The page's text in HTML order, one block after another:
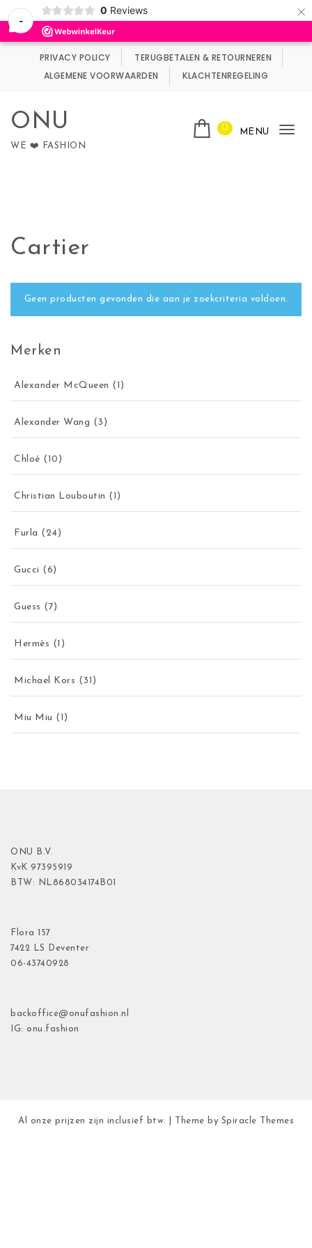
-
0 Reviews ×
Wij maken gebruik van cookies.
PRIVACY POLICY
TERUGBETALEN & RETOURNEREN
ALGEMENE VOORWAARDEN
KLACHTENREGELING
ONU
WE ❤️ FASHION
0 MENU
Cartier
Geen producten gevonden die aan je zoekcriteria voldoen.
Merken
Alexander McQueen (1)
Alexander Wang (3)
Chloé (10)
Christian Louboutin (1)
Furla (24)
Gucci (6)
Guess (7)
Hermès (1)
Michael Kors (31)
Miu Miu (1)
ONU B.V.
KvK 97395919
BTW: NL868034174B01
Flora 157
7422 LS Deventer
06-43740928
backoffice@onufashion.nl
IG: onu.fashion
Al onze prijzen zijn inclusief btw. | Theme by Spiracle Themes